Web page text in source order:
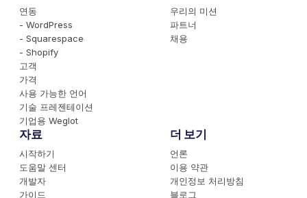
연동
- WordPress
- Squarespace
- Shopify
고객
가격
사용 가능한 언어
기술 프레젠테이션
기업용 Weglot
우리의 미션
파트너
채용
자료
시작하기
도움말 센터
개발자
가이드
더 보기
언론
이용 약관
개인정보 처리방침
블로그